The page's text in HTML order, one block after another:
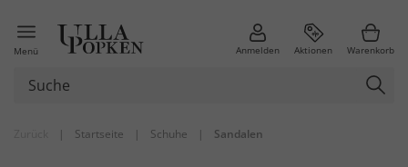
Menü Anmelden Aktionen Warenkorb
| Startseite | Schuhe | Sandalen